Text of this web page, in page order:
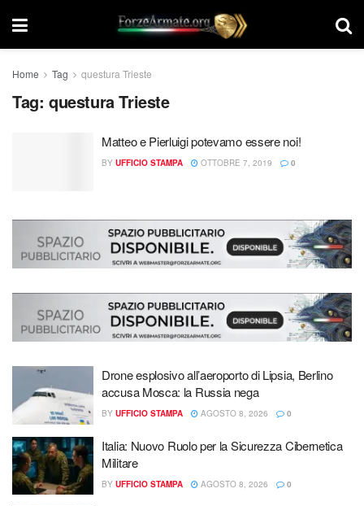
Home Tag questura Trieste
Tag: questura Trieste
Matteo e Pierluigi potevamo essere noi!
BY UFFICIO STAMPA OTTOBRE 7, 2019 0
Drone esplosivo all’aeroporto di Lipsia, Berlino
accusa Mosca: la Russia nega
BY UFFICIO STAMPA AGOSTO 8, 2026 0
Italia: Nuovo Ruolo per la Sicurezza Cibernetica
Militare
BY UFFICIO STAMPA AGOSTO 8, 2026 0